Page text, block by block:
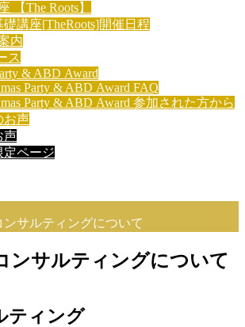
【The Roots】
礎講座[TheRoots]開催日程
内
ス
& ABD Award
Party & ABD Award FAQ
Party & ABD Award 参加された方から
お声
声
定ページ
サルティングについて
ンサルティングについて
ティング